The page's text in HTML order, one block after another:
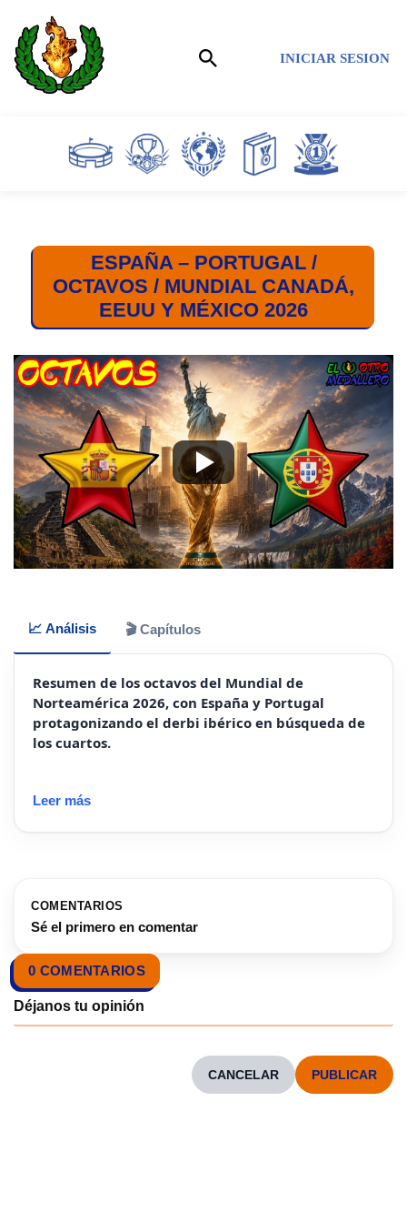
Saltar
al
contenido
INICIAR SESION
ESPAÑA – PORTUGAL /
OCTAVOS / MUNDIAL CANADÁ,
EEUU Y MÉXICO 2026
📈 Análisis 🎬 Capítulos
Resumen de los octavos del Mundial de
Norteamérica 2026, con España y Portugal
protagonizando el derbi ibérico en búsqueda de
los cuartos.
Leer más
COMENTARIOS
Sé el primero en comentar
0 COMENTARIOS
CANCELAR